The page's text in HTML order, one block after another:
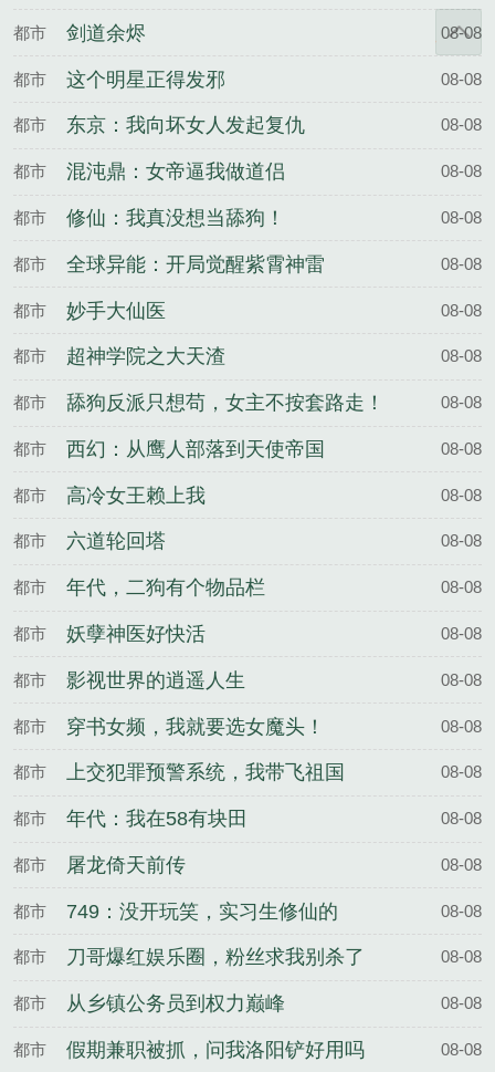
都市 剑道余烬 08-08
都市 这个明星正得发邪 08-08
都市 东京：我向坏女人发起复仇 08-08
都市 混沌鼎：女帝逼我做道侣 08-08
都市 修仙：我真没想当舔狗！ 08-08
都市 全球异能：开局觉醒紫霄神雷 08-08
都市 妙手大仙医 08-08
都市 超神学院之大天渣 08-08
都市 舔狗反派只想苟，女主不按套路走！ 08-08
都市 西幻：从鹰人部落到天使帝国 08-08
都市 高冷女王赖上我 08-08
都市 六道轮回塔 08-08
都市 年代，二狗有个物品栏 08-08
都市 妖孽神医好快活 08-08
都市 影视世界的逍遥人生 08-08
都市 穿书女频，我就要选女魔头！ 08-08
都市 上交犯罪预警系统，我带飞祖国 08-08
都市 年代：我在58有块田 08-08
都市 屠龙倚天前传 08-08
都市 749：没开玩笑，实习生修仙的 08-08
都市 刀哥爆红娱乐圈，粉丝求我别杀了 08-08
都市 从乡镇公务员到权力巅峰 08-08
都市 假期兼职被抓，问我洛阳铲好用吗 08-08